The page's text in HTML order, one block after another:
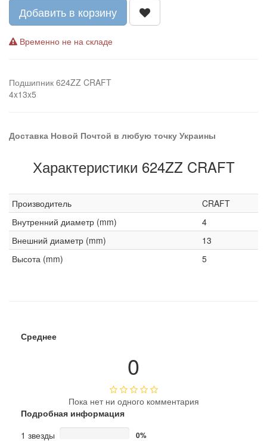
Добавить в корзину
Временно не на складе
Подшипник 624ZZ CRAFT
4x13x5
Доставка Новой Почтой в любую точку Украины
Характеристики 624ZZ CRAFT
Производитель
CRAFT
Внутренний диаметр (mm)
4
Внешний диаметр (mm)
13
Высота (mm)
5
Среднее
0
Пока нет ни одного комментария
Подробная информация
1 звезды
0%